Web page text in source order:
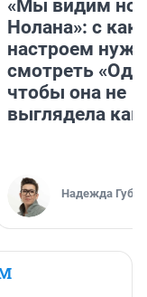
«Мы видим
Нолана»: с
настроем
смотреть
чтобы она не
выглядела как
Надежда